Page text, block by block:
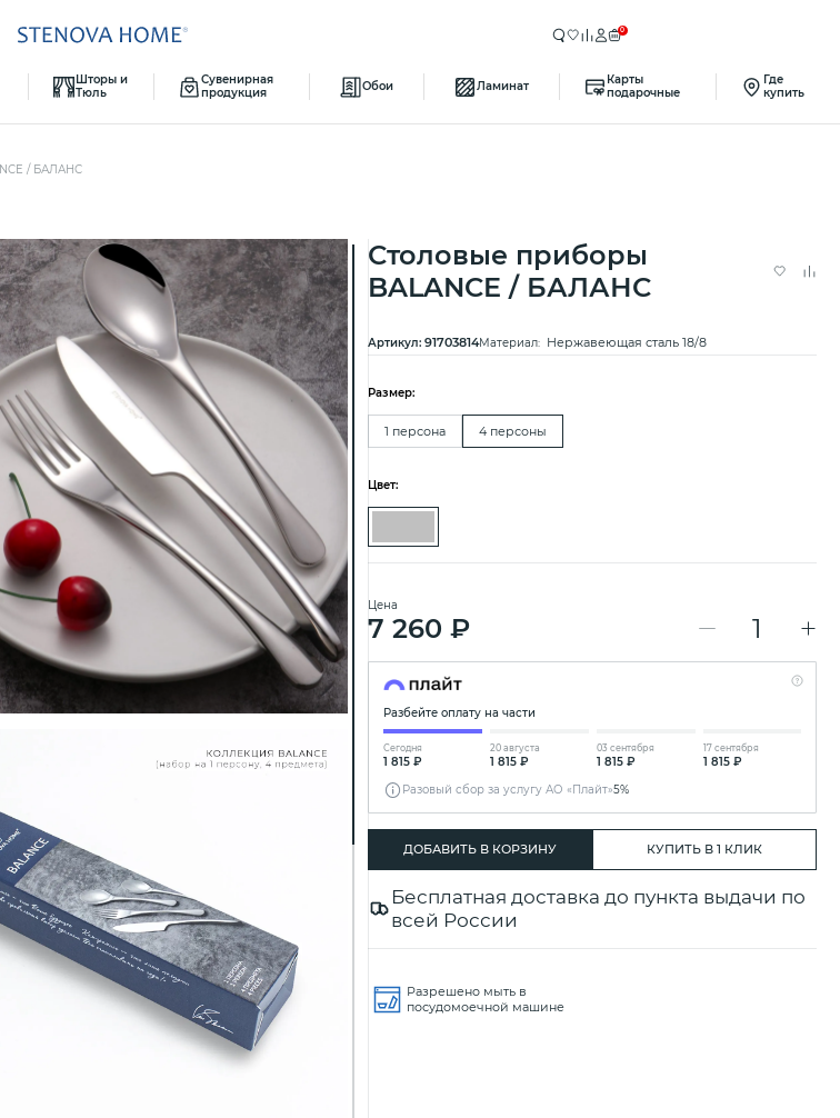
0
Шторы и
Тюль
Сувенирная
продукция
Обои Ламинат
Карты
подарочные
Где
купить
/ БАЛАНС
Столовые приборы
BALANCE / БАЛАНС
Артикул:91703814Материал: Нержавеющая сталь 18/8
Размер:
1 персона 4 персоны
Цвет:
Цена
7 260 ₽
Разбейте оплату на части
Сегодня
1 815 ₽
20 августа
1 815 ₽
03 сентября
1 815 ₽
17 сентября
1 815 ₽
Разовый сбор за услугу АО «Плайт»5%
ДОБАВИТЬ В КОРЗИНУ КУПИТЬ В 1 КЛИК
Бесплатная доставка до пункта выдачи по
всей России
Разрешено мыть в
посудомоечной машине